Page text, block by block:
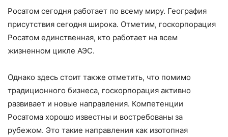
Росатом сегодня работает по всему миру. География
присутствия сегодня широка. Отметим, госкорпорация
Росатом единственная, кто работает на всем
жизненном цикле АЭС.
Однако здесь стоит также отметить, что помимо
традиционного бизнеса, госкорпорация активно
развивает и новые направления. Компетенции
Росатома хорошо известны и востребованы за
рубежом. Это такие направления как изотопная